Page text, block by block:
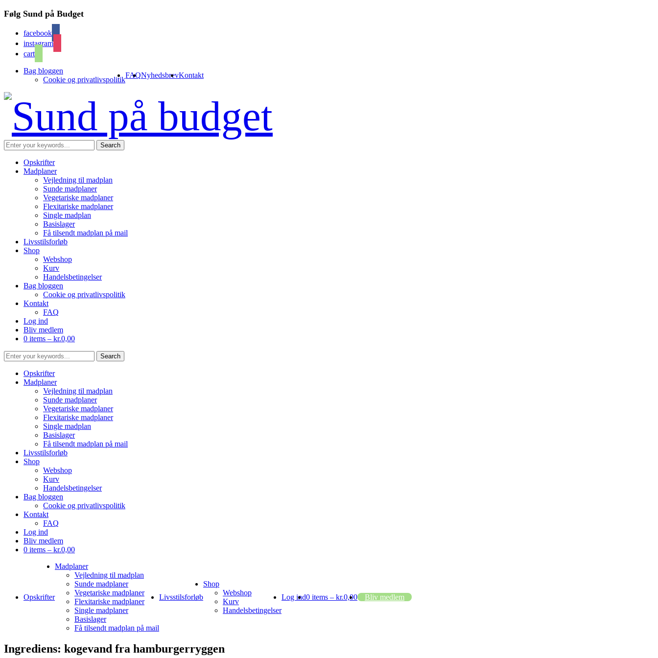
Følg Sund på Budget
facebook
instagram
cart
Bag bloggen
Cookie og privatlivspolitik
FAQNyhedsbrevKontakt
Opskrifter
Madplaner
Vejledning til madplan
Sunde madplaner
Vegetariske madplaner
Flexitariske madplaner
Single madplan
Basislager
Få tilsendt madplan på mail
Livsstilsforløb
Shop
Webshop
Kurv
Handelsbetingelser
Bag bloggen
Cookie og privatlivspolitik
Kontakt
FAQ
Log ind
Bliv medlem
0 items – kr.0,00
Opskrifter
Madplaner
Vejledning til madplan
Sunde madplaner
Vegetariske madplaner
Flexitariske madplaner
Single madplan
Basislager
Få tilsendt madplan på mail
Livsstilsforløb
Shop
Webshop
Kurv
Handelsbetingelser
Bag bloggen
Cookie og privatlivspolitik
Kontakt
FAQ
Log ind
Bliv medlem
0 items – kr.0,00
Opskrifter
Madplaner
Vejledning til madplan
Sunde madplaner
Vegetariske madplaner
Flexitariske madplaner
Single madplaner
Basislager
Få tilsendt madplan på mail
Livsstilsforløb
Shop
Webshop
Kurv
Handelsbetingelser
Log ind Bliv medlem
0 items – kr.0,00
Ingrediens: kogevand fra hamburgerryggen